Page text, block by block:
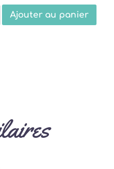
Ajouter au panier